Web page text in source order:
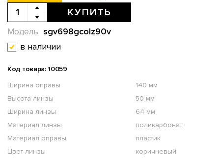
КУПИТЬ
sgv698gcolz90v
Модель
в наличии
Код товара: 10059
Ширина оправы
140 мм
Высота линзы
50 мм
Ширина линзы
64 мм
Материал линзы
поликарбонат
Материал оправы
пластик
Цвет линзы
коричневый